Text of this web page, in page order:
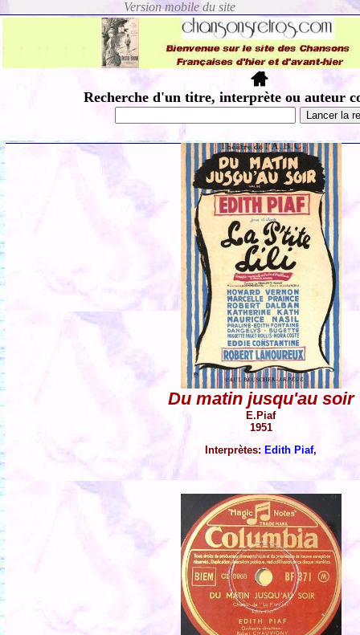
Recherche d'un titre, interprète ou auteur
Du matin jusqu'au soir
E.Piaf
1951
Interprètes:Edith Piaf,